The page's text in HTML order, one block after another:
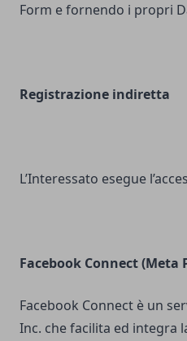
Form e fornendo i propri
Registrazione indiretta
L’Interessato esegue
Facebook Connect (Meta
Facebook Connect è un
Inc. che facilita ed integra